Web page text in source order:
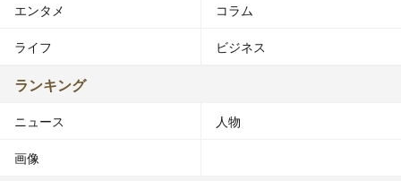
エンタメ コラム
ライフ ビジネス
ランキング
ニュース 人物
画像